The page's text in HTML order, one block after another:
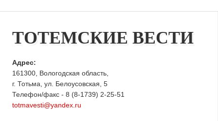
ТОТЕМСКИЕ ВЕСТИ
Адрес:
161300, Вологодская область,
г. Тотьма, ул. Белоусовская, 5
Телефон/факс - 8 (8-1739) 2-25-51
totmavesti@yandex.ru